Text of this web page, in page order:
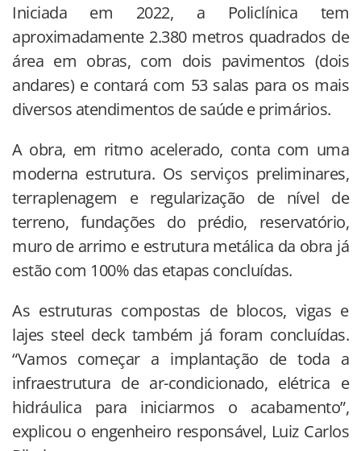
Iniciada em 2022, a Policlínica tem
aproximadamente 2.380 metros quadrados de
área em obras, com dois pavimentos (dois
andares) e contará com 53 salas para os mais
diversos atendimentos de saúde e primários.
A obra, em ritmo acelerado, conta com uma
moderna estrutura. Os serviços preliminares,
terraplenagem e regularização de nível de
terreno, fundações do prédio, reservatório,
muro de arrimo e estrutura metálica da obra já
estão com 100% das etapas concluídas.
As estruturas compostas de blocos, vigas e
lajes steel deck também já foram concluídas.
“Vamos começar a implantação de toda a
infraestrutura de ar-condicionado, elétrica e
hidráulica para iniciarmos o acabamento”,
explicou o engenheiro responsável, Luiz Carlos